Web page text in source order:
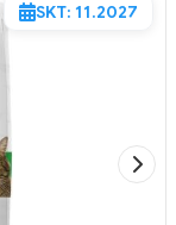
SKT: 11.2027